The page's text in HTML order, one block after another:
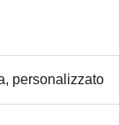
personalizzato